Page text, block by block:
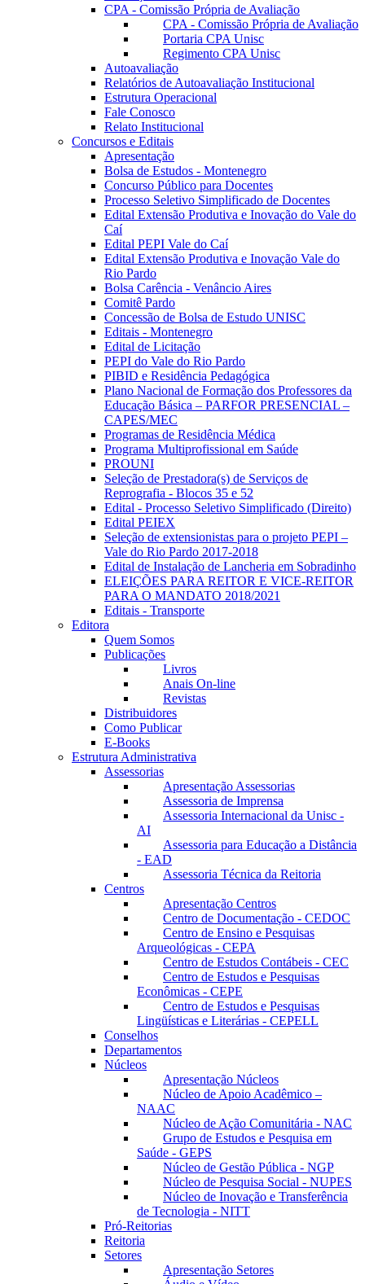
CPA - Comissão Própria de Avaliação
CPA - Comissão Própria de Avaliação
Portaria CPA Unisc
Regimento CPA Unisc
Autoavaliação
Relatórios de Autoavaliação Institucional
Estrutura Operacional
Fale Conosco
Relato Institucional
Concursos e Editais
Apresentação
Bolsa de Estudos - Montenegro
Concurso Público para Docentes
Processo Seletivo Simplificado de Docentes
Edital Extensão Produtiva e Inovação do Vale do
Caí
Edital PEPI Vale do Caí
Edital Extensão Produtiva e Inovação Vale do
Rio Pardo
Bolsa Carência - Venâncio Aires
Comitê Pardo
Concessão de Bolsa de Estudo UNISC
Editais - Montenegro
Edital de Licitação
PEPI do Vale do Rio Pardo
PIBID e Residência Pedagógica
Plano Nacional de Formação dos Professores da
Educação Básica – PARFOR PRESENCIAL –
CAPES/MEC
Programas de Residência Médica
Programa Multiprofissional em Saúde
PROUNI
Seleção de Prestadora(s) de Serviços de
Reprografia - Blocos 35 e 52
Edital - Processo Seletivo Simplificado (Direito)
Edital PEIEX
Seleção de extensionistas para o projeto PEPI –
Vale do Rio Pardo 2017-2018
Edital de Instalação de Lancheria em Sobradinho
ELEIÇÕES PARA REITOR E VICE-REITOR
PARA O MANDATO 2018/2021
Editais - Transporte
Editora
Quem Somos
Publicações
Livros
Anais On-line
Revistas
Distribuidores
Como Publicar
E-Books
Estrutura Administrativa
Assessorias
Apresentação Assessorias
Assessoria de Imprensa
Assessoria Internacional da Unisc -
AI
Assessoria para Educação a Distância
- EAD
Assessoria Técnica da Reitoria
Centros
Apresentação Centros
Centro de Documentação - CEDOC
Centro de Ensino e Pesquisas
Arqueológicas - CEPA
Centro de Estudos Contábeis - CEC
Centro de Estudos e Pesquisas
Econômicas - CEPE
Centro de Estudos e Pesquisas
Lingüísticas e Literárias - CEPELL
Conselhos
Departamentos
Núcleos
Apresentação Núcleos
Núcleo de Apoio Acadêmico –
NAAC
Núcleo de Ação Comunitária - NAC
Grupo de Estudos e Pesquisa em
Saúde - GEPS
Núcleo de Gestão Pública - NGP
Núcleo de Pesquisa Social - NUPES
Núcleo de Inovação e Transferência
de Tecnologia - NITT
Pró-Reitorias
Reitoria
Setores
Apresentação Setores